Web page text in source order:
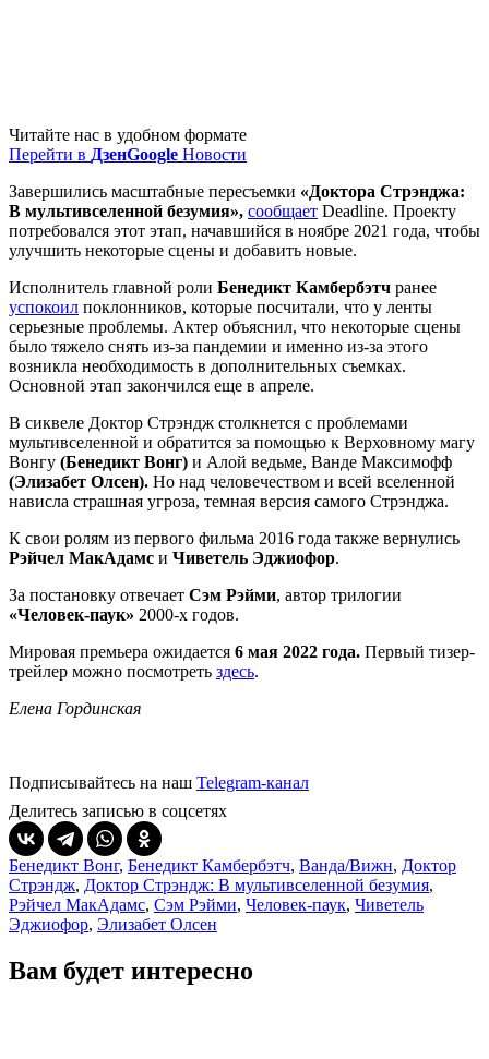
Читайте нас в удобном формате
Перейти в ДзенGoogle Новости
Завершились масштабные пересъемки «Доктора Стрэнджа:
В мультивселенной безумия», сообщает Deadline. Проекту
потребовался этот этап, начавшийся в ноябре 2021 года, чтобы
улучшить некоторые сцены и добавить новые.
Исполнитель главной роли Бенедикт Камбербэтч ранее
успокоил поклонников, которые посчитали, что у ленты
серьезные проблемы. Актер объяснил, что некоторые сцены
было тяжело снять из-за пандемии и именно из-за этого
возникла необходимость в дополнительных съемках.
Основной этап закончился еще в апреле.
В сиквеле Доктор Стрэндж столкнется с проблемами
мультивселенной и обратится за помощью к Верховному магу
Вонгу (Бенедикт Вонг) и Алой ведьме, Ванде Максимофф
(Элизабет Олсен). Но над человечеством и всей вселенной
нависла страшная угроза, темная версия самого Стрэнджа.
К свои ролям из первого фильма 2016 года также вернулись
Рэйчел МакАдамс и Чиветель Эджиофор.
За постановку отвечает Сэм Рэйми, автор трилогии
«Человек-паук» 2000-х годов.
Мировая премьера ожидается 6 мая 2022 года. Первый тизер-
трейлер можно посмотреть здесь.
Елена Гординская
Подписывайтесь на наш Telegram-канал
Делитесь записью в соцсетях
Бенедикт Вонг, Бенедикт Камбербэтч, Ванда/Вижн, Доктор
Стрэндж, Доктор Стрэндж: В мультивселенной безумия,
Рэйчел МакАдамс, Сэм Рэйми, Человек-паук, Чиветель
Эджиофор, Элизабет Олсен
Вам будет интересно